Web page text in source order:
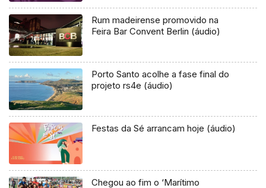
Rum madeirense promovido na
Feira Bar Convent Berlin (áudio)
Porto Santo acolhe a fase final do
projeto rs4e (áudio)
Festas da Sé arrancam hoje (áudio)
Chegou ao fim o ‘Marítimo